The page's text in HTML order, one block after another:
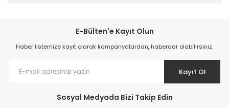
E-Bülten'e Kayıt Olun
Haber listemize kayıt olarak kampanyalardan, haberdar olabilirsiniz.
Kayıt Ol
Sosyal Medyada Bizi Takip Edin